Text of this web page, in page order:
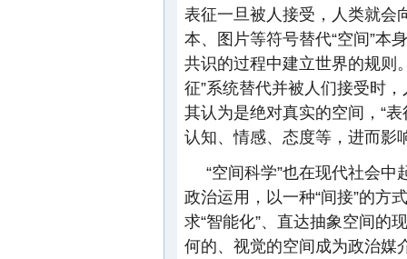
表征一旦被人接受，人类就会
本、图片等符号替代“空间”本
共识的过程中建立世界的规则
征”系统替代并被人们接受时
其认为是绝对真实的空间，“表
认知、情感、态度等，进而影
“空间科学”也在现代社会
政治运用，以一种“间接”的方
求“智能化”、直达抽象空间的
何的、视觉的空间成为政治媒